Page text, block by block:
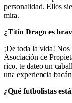
personalidad. Ellos
mira.
¿Titín Drago es
¡De toda la vida! Nos
Asociación de
rico, te dateo un
una experiencia
¿Qué futbolistas